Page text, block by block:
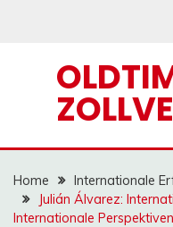
Home
Internationale
Julián Álvarez:
Internationale Perspektiven